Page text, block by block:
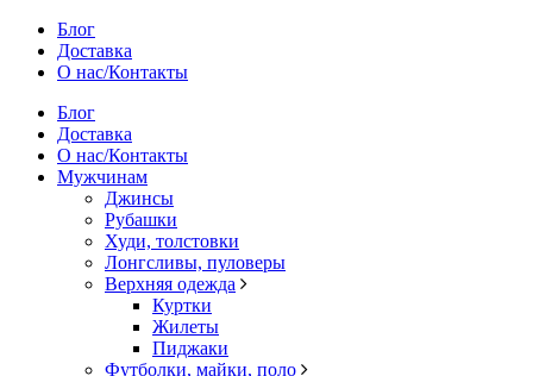
Блог
Доставка
О нас/Контакты
Блог
Доставка
О нас/Контакты
Мужчинам
Джинсы
Рубашки
Худи, толстовки
Лонгсливы, пуловеры
Верхняя одежда
Куртки
Жилеты
Пиджаки
Футболки, майки, поло